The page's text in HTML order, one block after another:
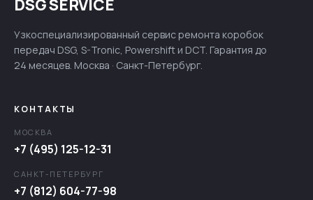
DSG SERVICE
Узкоспециализированный сервис ремонта коробок
передач DSG, S-Tronic, Powershift и DCT. Гарантия до
24 месяцев. Москва · Санкт-Петербург.
КОНТАКТЫ
МОСКВА
+7 (495) 125-12-31
САНКТ-ПЕТЕРБУРГ
+7 (812) 604-77-98